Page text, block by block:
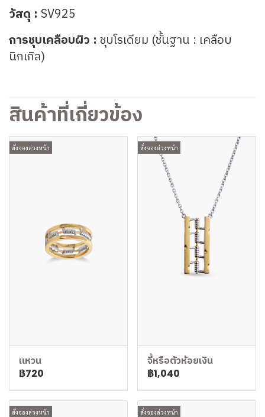
วัสดุ : SV925
การชุบเคลือบผิว : ชุบโรเดียม (ชั้นฐาน : เคลือบ
นิกเกิล)
สินค้าที่เกี่ยวข้อง
สั่งจองล่วงหน้า
แหวน
฿720
สั่งจองล่วงหน้า
จี้หรือตัวห้อยเงิน
฿1,040
สั่งจองล่วงหน้า สั่งจองล่วงหน้า